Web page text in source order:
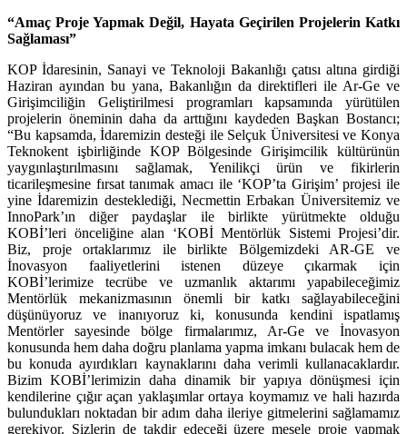
“Amaç Proje Yapmak Değil, Hayata Geçirilen Projelerin Katkı
Sağlaması”
KOP İdaresinin, Sanayi ve Teknoloji Bakanlığı çatısı altına girdiği
Haziran ayından bu yana, Bakanlığın da direktifleri ile Ar-Ge ve
Girişimciliğin Geliştirilmesi programları kapsamında yürütülen
projelerin öneminin daha da arttığını kaydeden Başkan Bostancı;
“Bu kapsamda, İdaremizin desteği ile Selçuk Üniversitesi ve Konya
Teknokent işbirliğinde KOP Bölgesinde Girişimcilik kültürünün
yaygınlaştırılmasını sağlamak, Yenilikçi ürün ve fikirlerin
ticarileşmesine fırsat tanımak amacı ile ‘KOP’ta Girişim’ projesi ile
yine İdaremizin desteklediği, Necmettin Erbakan Üniversitemiz ve
InnoPark’ın diğer paydaşlar ile birlikte yürütmekte olduğu
KOBİ’leri önceliğine alan ‘KOBİ Mentörlük Sistemi Projesi’dir.
Biz, proje ortaklarımız ile birlikte Bölgemizdeki AR-GE ve
İnovasyon faaliyetlerini istenen düzeye çıkarmak için
KOBİ’lerimize tecrübe ve uzmanlık aktarımı yapabileceğimiz
Mentörlük mekanizmasının önemli bir katkı sağlayabileceğini
düşünüyoruz ve inanıyoruz ki, konusunda kendini ispatlamış
Mentörler sayesinde bölge firmalarımız, Ar-Ge ve İnovasyon
konusunda hem daha doğru planlama yapma imkanı bulacak hem de
bu konuda ayırdıkları kaynaklarını daha verimli kullanacaklardır.
Bizim KOBİ’lerimizin daha dinamik bir yapıya dönüşmesi için
kendilerine çığır açan yaklaşımlar ortaya koymamız ve hali hazırda
bulundukları noktadan bir adım daha ileriye gitmelerini sağlamamız
gerekiyor. Sizlerin de takdir edeceği üzere mesele proje yapmak